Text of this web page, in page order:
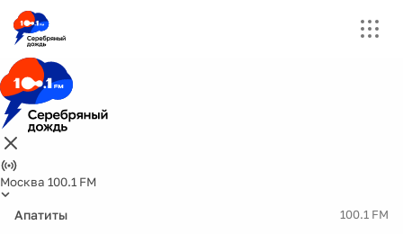
Москва 100.1 FM
Апатиты 100.1 FM